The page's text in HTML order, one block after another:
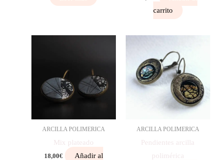
carrito
ARCILLA POLIMERICA
Mix plateado
18,00€
Añadir al
ARCILLA POLIMERICA
Pendientes arcilla
polimérica